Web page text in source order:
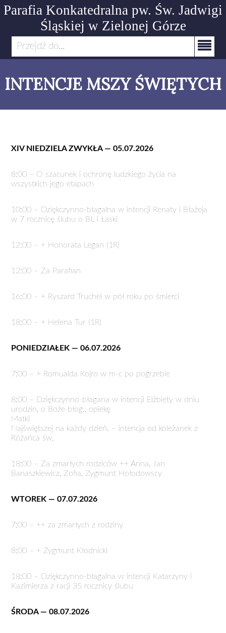
Parafia Konkatedralna pw. Św. Jadwigi
Śląskiej w Zielonej Górze
Przejdź do...
INTENCJE MSZY ŚWIĘTYCH
XIV NIEDZIELA ZWYKŁA — 05.07.2026
8:00 – O szacunek i ochronę ludzkiego życia na
wszystkich jego etapach
10:00 – Dziękczynno-błagalna w intencji Renaty i Błażeja
w 7 rocznicę ślubu o Bł. i Łaski
12:00 – + Honorata Legan (1R)
12:00 – Za Parafian
16:00 – + Ryszard Truchel w pół roku po śmierci
18:00 – + Helena Tur (1R)
PONIEDZIAŁEK — 06.07.2026
7:00 – + Romualda Kojro w m-c po pogrzebie
8:00 – Dziękczynno-błagana w intencji Elżbiety w dniu
urodzin, o Boże błog., opiekę
Matki
Najświętszej na każdy dzień. – intencja od koleżanek z
Różańca św.
18:00 – Za zmarłych rodziców ++ Anna, Jan
Banaszkiewicz, Zofia, Zygmunt Hołodowscy
WTOREK — 07.07.2026
7:00 – ++ za zmarłych z rodziny
8:00 – + Zygmunt Kłodnicki
18:00 – Dziękczynno-błagalna w intencji Katarzyny i
Kazimierza z racji 35 rocznicy ślubu
ŚRODA — 08.07.2026